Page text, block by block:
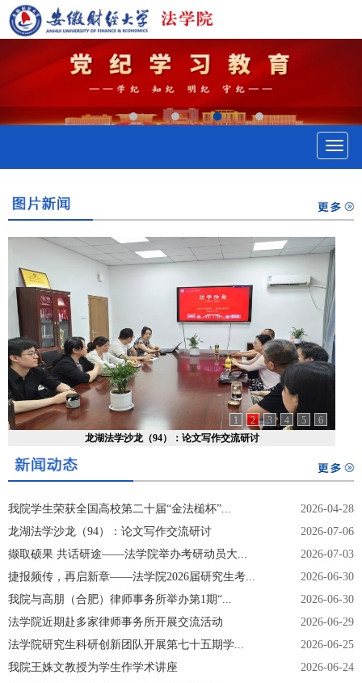
切
换
1 2 3 4 5
6
龙湖法学沙龙（94）：论文写作交流研讨
我院学生荣获全国高校第二十届“金法槌杯”...
2026-04-28
龙湖法学沙龙（94）：论文写作交流研讨
2026-07-06
撷取硕果 共话研途——法学院举办考研动员大...
2026-07-03
捷报频传，再启新章——法学院2026届研究生考...
2026-06-30
我院与高朋（合肥）律师事务所举办第1期“...
2026-06-30
法学院近期赴多家律师事务所开展交流活动
2026-06-29
法学院研究生科研创新团队开展第七十五期学...
2026-06-25
我院王姝文教授为学生作学术讲座
2026-06-24